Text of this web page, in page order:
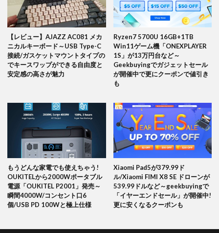
【レビュー】AJAZZ AC081 メカ
ニカルキーボード～USB Type-C
接続/ガスケットマウントタイプの
でキースワップができる自由度と
安定感の高さが魅力
Ryzen7 5700U 16GB+1TB
Win11ゲーム機「ONEXPLAYER
1S」が13万円台など～
Geekbuyingでガジェットセール
が開催中で更にクーポンで値引き
も
もうどんな家電でも使えちゃう!
OUKITELから2000Wポータブル
電源「OUKITEL P2001」発売～
瞬間4000W/コンセント口6
個/USB PD 100Wと極上仕様
Xiaomi Pad5が379.99ド
ル/Xiaomi FIMI X8 SE ドローンが
539.99ドルなど～geekbuyingで
「イヤーエンドセール」が開催中!
更に安くなるクーポンも